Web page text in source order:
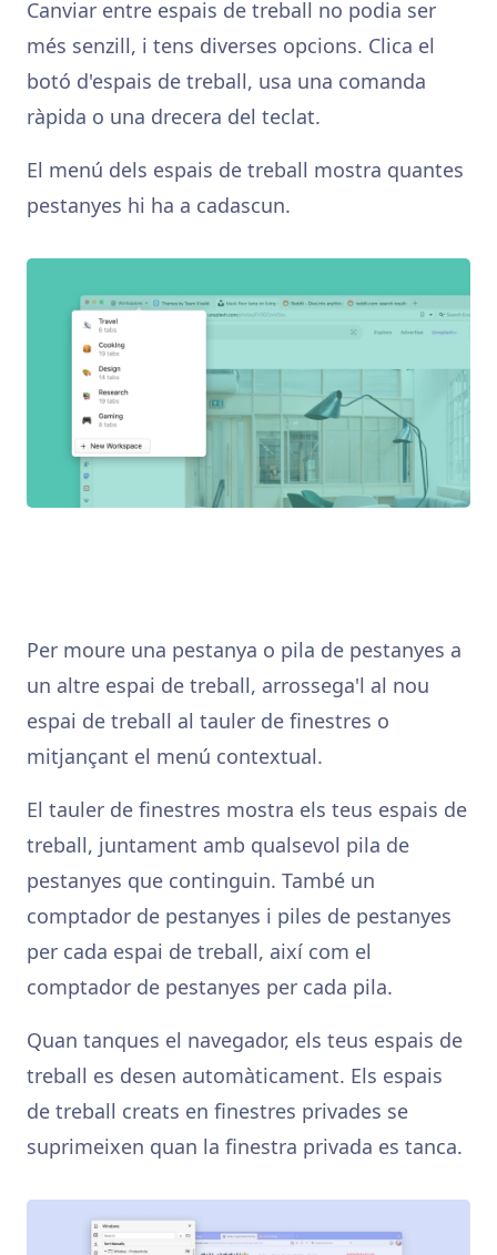
Canviar entre espais de treball no podia ser
més senzill, i tens diverses opcions. Clica el
botó d'espais de treball, usa una comanda
ràpida o una drecera del teclat.
El menú dels espais de treball mostra quantes
pestanyes hi ha a cadascun.
Per moure una pestanya o pila de pestanyes a
un altre espai de treball, arrossega'l al nou
espai de treball al tauler de finestres o
mitjançant el menú contextual.
El tauler de finestres mostra els teus espais de
treball, juntament amb qualsevol pila de
pestanyes que continguin. També un
comptador de pestanyes i piles de pestanyes
per cada espai de treball, així com el
comptador de pestanyes per cada pila.
Quan tanques el navegador, els teus espais de
treball es desen automàticament. Els espais
de treball creats en finestres privades se
suprimeixen quan la finestra privada es tanca.